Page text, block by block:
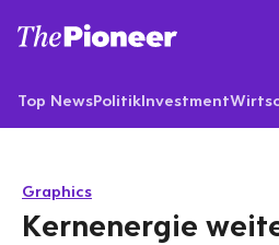
Top NewsPolitikInvestment
Graphics
Kernenergie